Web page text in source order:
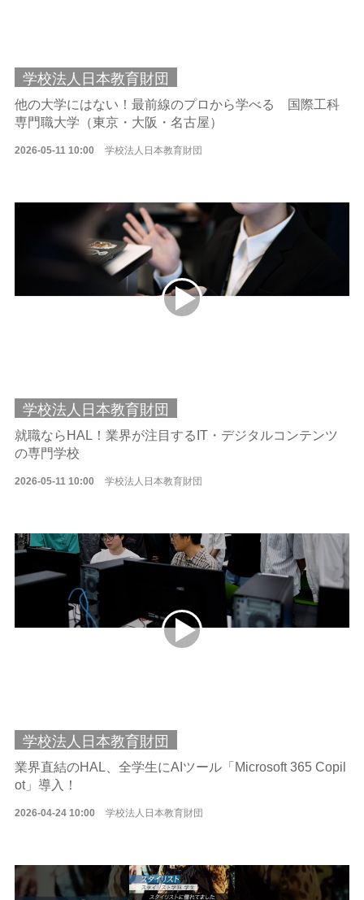
学校法人日本教育財団
他の大学にはない！最前線のプロから学べる 国際工科
専門職大学（東京・大阪・名古屋）
2026-05-11 10:00 学校法人日本教育財団
学校法人日本教育財団
就職ならHAL！業界が注目するIT・デジタルコンテンツ
の専門学校
2026-05-11 10:00 学校法人日本教育財団
学校法人日本教育財団
業界直結のHAL、全学生にAIツール「Microsoft 365 Copil
ot」導入！
2026-04-24 10:00 学校法人日本教育財団